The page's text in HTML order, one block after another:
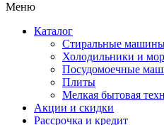
Меню
Каталог
Стиральные
Холодильники и
Посудомоечные
Плиты
Мелкая бытовая
Акции и скидки
Рассрочка и кредит